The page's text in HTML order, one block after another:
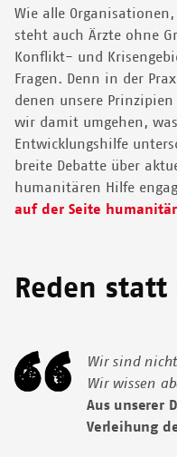
Wie alle
steht auch Ärzte ohne
Konflikt- und
Fragen. Denn in der
denen unsere
wir damit umgehen,
Entwicklungshilfe
breite Debatte über
humanitären Hilfe
auf der Seite
Reden statt
Wir sind
Wir wissen
Aus unserer
Verleihung